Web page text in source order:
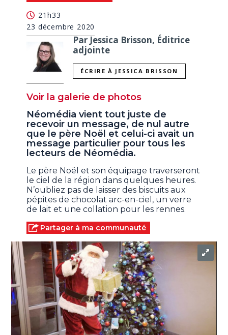
21h33
23 décembre 2020
Par Jessica Brisson, Éditrice
adjointe
ÉCRIRE À JESSICA BRISSON
Voir la galerie de photos
Néomédia vient tout juste de
recevoir un message, de nul autre
que le père Noël et celui-ci avait un
message particulier pour tous les
lecteurs de Néomédia.
Le père Noël et son équipage traverseront
le ciel de la région dans quelques heures.
N’oubliez pas de laisser des biscuits aux
pépites de chocolat arc-en-ciel, un verre
de lait et une collation pour les rennes.
Partager à ma communauté